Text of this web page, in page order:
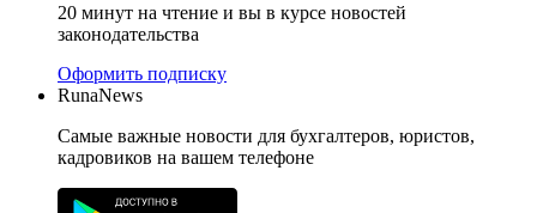
20 минут на чтение и вы в курсе новостей
законодательства
Оформить подписку
RunaNews
Самые важные новости для бухгалтеров, юристов,
кадровиков на вашем телефоне